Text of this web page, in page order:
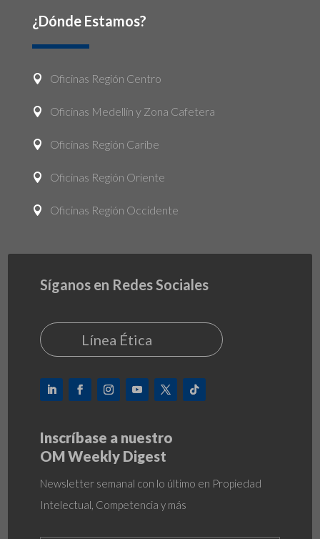
¿Dónde Estamos?
 Oficinas Región Centro
 Oficinas Medellín y Zona Cafetera
 Oficinas Región Caribe
 Oficinas Región Oriente
 Oficinas Región Occidente
Síganos en Redes Sociales
Línea Ética
Inscríbase a nuestro
OM Weekly Digest
Newsletter semanal con lo último en Propiedad
Intelectual, Competencia y más